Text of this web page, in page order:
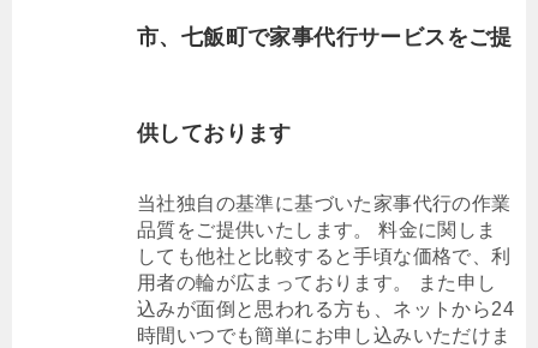
市、七飯町で家事代行サービスをご提
供しております
当社独自の基準に基づいた家事代行の作業
品質をご提供いたします。 料金に関しま
しても他社と比較すると手頃な価格で、利
用者の輪が広まっております。 また申し
込みが面倒と思われる方も、ネットから24
時間いつでも簡単にお申し込みいただけま